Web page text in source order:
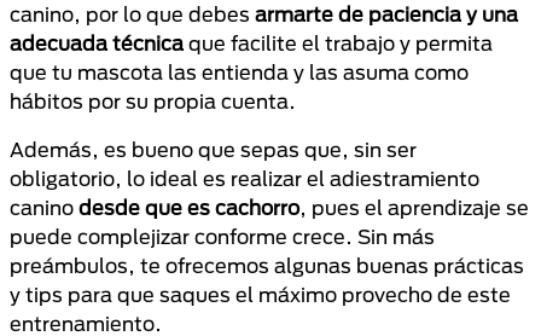
canino, por lo que debes armarte de paciencia y una
adecuada técnica que facilite el trabajo y permita
que tu mascota las entienda y las asuma como
hábitos por su propia cuenta.
Además, es bueno que sepas que, sin ser
obligatorio, lo ideal es realizar el adiestramiento
canino desde que es cachorro, pues el aprendizaje se
puede complejizar conforme crece. Sin más
preámbulos, te ofrecemos algunas buenas prácticas
y tips para que saques el máximo provecho de este
entrenamiento.